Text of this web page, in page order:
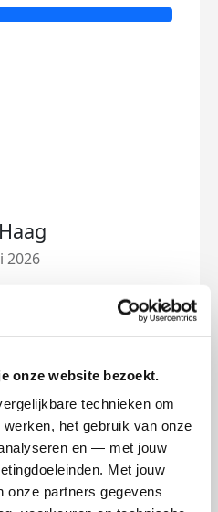
onze website bezoekt.
technieken om
het gebruik van onze
en — met jouw
Met jouw
onze partners gegevens
2026
rennen
Den Haag. Met z’n
in om geld op te
heel persoonlijk.
Danielle, heeft